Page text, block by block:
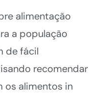
alimentação
a população
de fácil
recomendar
os alimentos in